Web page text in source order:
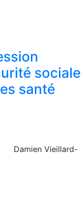
sociale
santé
Damien Vieillard-